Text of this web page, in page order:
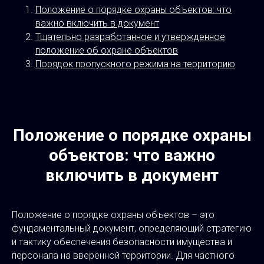
Положение о порядке охраны объектов: что
важно включить в документ
Тщательно разработанное и утвержденное
положение об охране объектов
Порядок пропускного режима на территорию
Положение о порядке охраны
объектов: что важно
включить в документ
Положение о порядке охраны объектов – это
фундаментальный документ, определяющий стратегию
и тактику обеспечения безопасности имущества и
персонала на вверенной территории. Для частного